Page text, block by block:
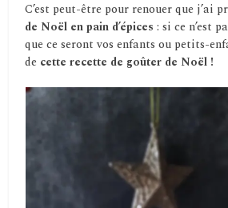
C’est peut-être pour renouer que j’ai
de Noël en pain d’épices : si ce n’est
que ce seront vos enfants ou petits-
de cette recette de goûter de Noël !